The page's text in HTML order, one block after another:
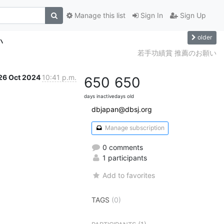
Sign In Sign Up
Manage this list
older
若手功績賞 推薦のお願い
Oct 2024 10:41 p.m. 650
days inactive
650
days old
dbjapan@dbsj.org
Manage subscription
0 comments
1 participants
Add to favorites
TAGS (0)